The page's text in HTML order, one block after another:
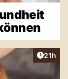
Artikel
21h